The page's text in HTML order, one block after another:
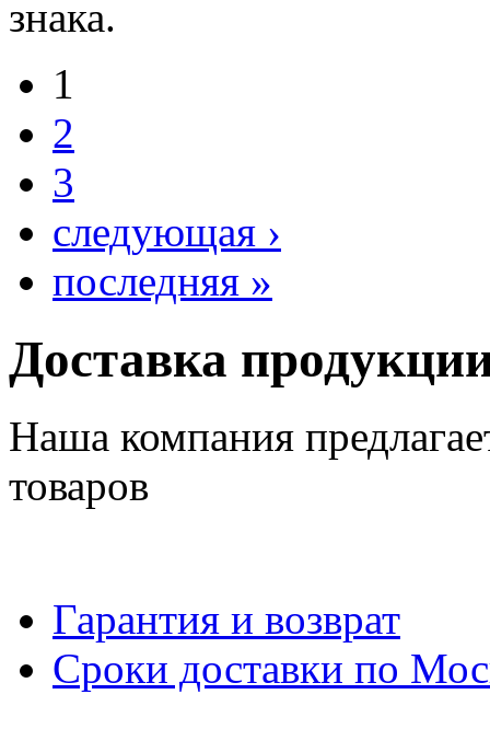
знака.
1
2
3
следующая ›
последняя »
Доставка
Наша компания
товаров
Гарантия и возврат
Сроки доставки по